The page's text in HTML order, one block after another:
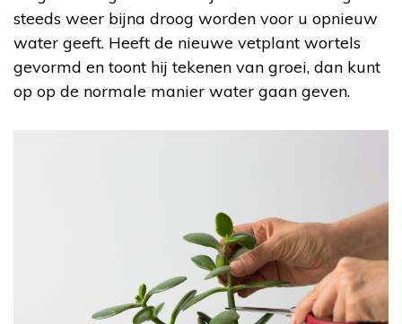
steeds weer bijna droog worden voor u opnieuw
water geeft. Heeft de nieuwe vetplant wortels
gevormd en toont hij tekenen van groei, dan kunt
op op de normale manier water gaan geven.